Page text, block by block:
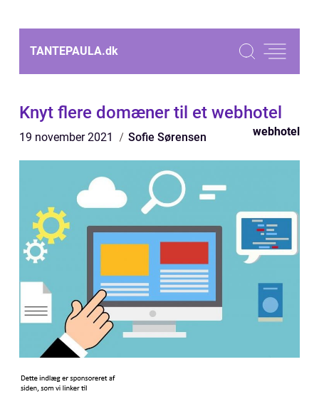
TANTEPAULA.dk
Knyt flere domæner til et webhotel
19 november 2021 Sofie Sørensen webhotel